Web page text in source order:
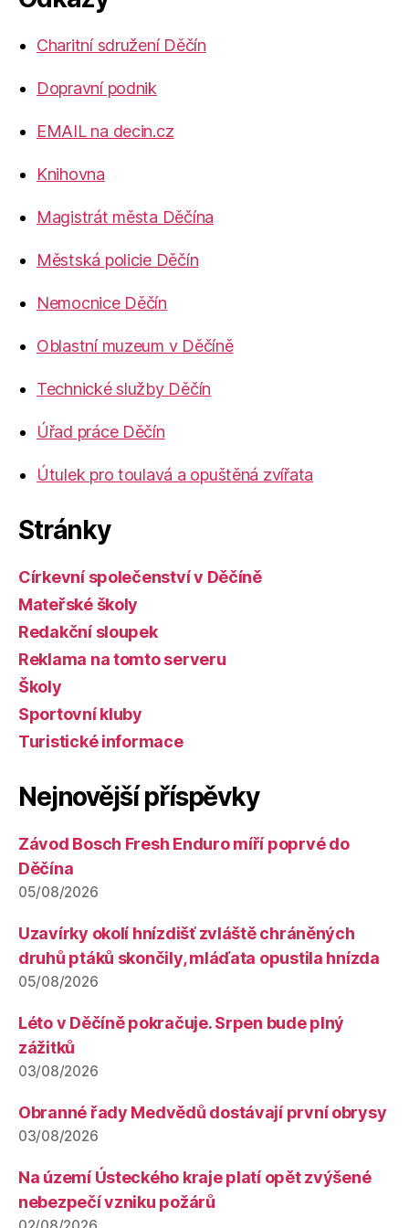
Charitní sdružení Děčín
Dopravní podnik
EMAIL na decin.cz
Knihovna
Magistrát města Děčína
Městská policie Děčín
Nemocnice Děčín
Oblastní muzeum v Děčíně
Technické služby Děčín
Úřad práce Děčín
Útulek pro toulavá a opuštěná zvířata
Stránky
Církevní společenství v Děčíně
Mateřské školy
Redakční sloupek
Reklama na tomto serveru
Školy
Sportovní kluby
Turistické informace
Nejnovější příspěvky
Závod Bosch Fresh Enduro míří poprvé do
Děčína
05/08/2026
Uzavírky okolí hnízdišť zvláště chráněných
druhů ptáků skončily, mláďata opustila hnízda
05/08/2026
Léto v Děčíně pokračuje. Srpen bude plný
zážitků
03/08/2026
Obranné řady Medvědů dostávají první obrysy
03/08/2026
Na území Ústeckého kraje platí opět zvýšené
nebezpečí vzniku požárů